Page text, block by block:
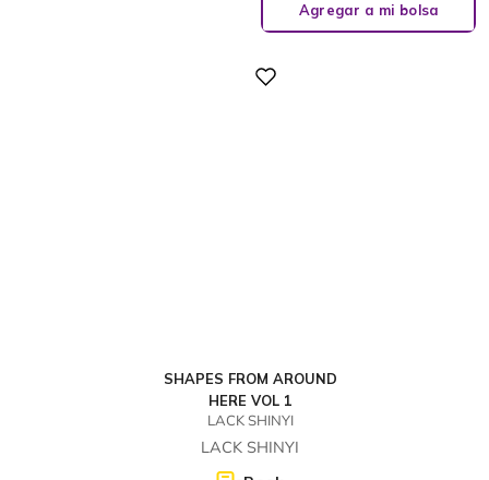
Agregar a mi bolsa
SHAPES FROM AROUND
HERE VOL 1
LACK SHINYI
LACK SHINYI